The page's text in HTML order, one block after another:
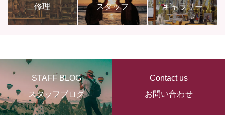
修理 スタッフ ギャラリー
STAFF BLOG
スタッフブログ
Contact us
お問い合わせ